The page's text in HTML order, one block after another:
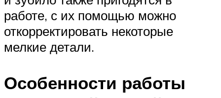
работе, с их помощью можно
откорректировать некоторые
мелкие детали.
Особенности работы